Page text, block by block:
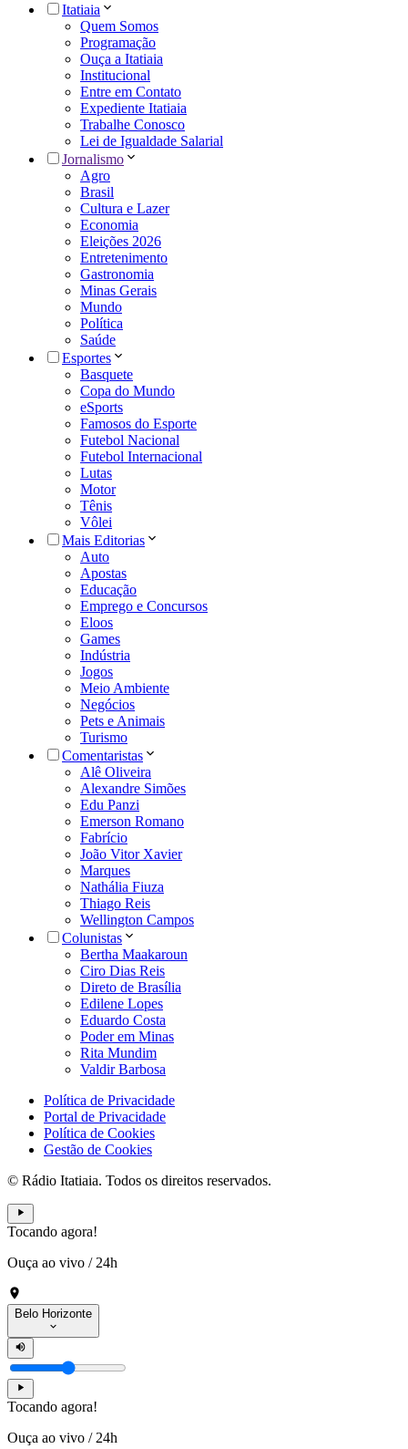
Itatiaia
Quem Somos
Programação
Ouça a Itatiaia
Institucional
Entre em Contato
Expediente Itatiaia
Trabalhe Conosco
Lei de Igualdade Salarial
Jornalismo
Agro
Brasil
Cultura e Lazer
Economia
Eleições 2026
Entretenimento
Gastronomia
Minas Gerais
Mundo
Política
Saúde
Esportes
Basquete
Copa do Mundo
eSports
Famosos do Esporte
Futebol Nacional
Futebol Internacional
Lutas
Motor
Tênis
Vôlei
Mais Editorias
Auto
Apostas
Educação
Emprego e Concursos
Eloos
Games
Indústria
Jogos
Meio Ambiente
Negócios
Pets e Animais
Turismo
Comentaristas
Alê Oliveira
Alexandre Simões
Edu Panzi
Emerson Romano
Fabrício
João Vitor Xavier
Marques
Nathália Fiuza
Thiago Reis
Wellington Campos
Colunistas
Bertha Maakaroun
Ciro Dias Reis
Direto de Brasília
Edilene Lopes
Eduardo Costa
Poder em Minas
Rita Mundim
Valdir Barbosa
Política de Privacidade
Portal de Privacidade
Política de Cookies
Gestão de Cookies
© Rádio Itatiaia. Todos os direitos reservados.
Tocando agora!
Ouça ao vivo / 24h
Belo Horizonte
Tocando agora!
Ouça ao vivo / 24h